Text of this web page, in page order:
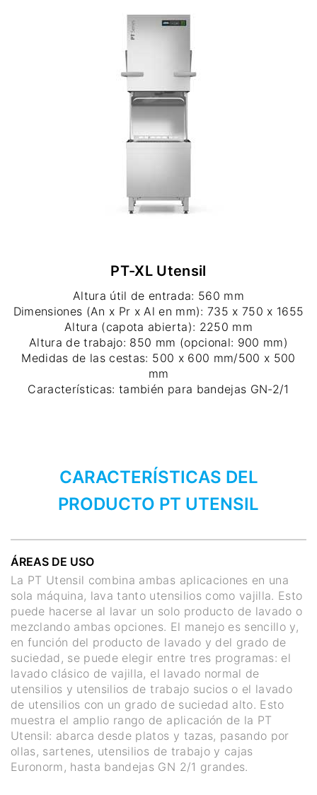
PT-XL Utensil
Altura útil de entrada: 560 mm
Dimensiones (An x Pr x Al en mm): 735 x 750 x 1655
Altura (capota abierta): 2250 mm
Altura de trabajo: 850 mm (opcional: 900 mm)
Medidas de las cestas: 500 x 600 mm/500 x 500
mm
Características: también para bandejas GN-2/1
CARACTERÍSTICAS DEL
PRODUCTO PT UTENSIL
ÁREAS DE USO
La PT Utensil combina ambas aplicaciones en una
sola máquina, lava tanto utensilios como vajilla. Esto
puede hacerse al lavar un solo producto de lavado o
mezclando ambas opciones. El manejo es sencillo y,
en función del producto de lavado y del grado de
suciedad, se puede elegir entre tres programas: el
lavado clásico de vajilla, el lavado normal de
utensilios y utensilios de trabajo sucios o el lavado
de utensilios con un grado de suciedad alto. Esto
muestra el amplio rango de aplicación de la PT
Utensil: abarca desde platos y tazas, pasando por
ollas, sartenes, utensilios de trabajo y cajas
Euronorm, hasta bandejas GN 2/1 grandes.